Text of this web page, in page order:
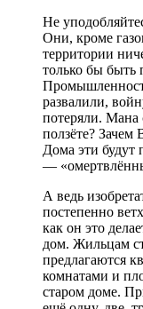
Не
Они, кроме
территории
только бы быть
развалили,
потеряли. Мана
ползёте? Зачем
Дома эти будут
—
А ведь
постепенно
как он это
дом. Жильцам
предлагаются
комнатами и
старом доме.